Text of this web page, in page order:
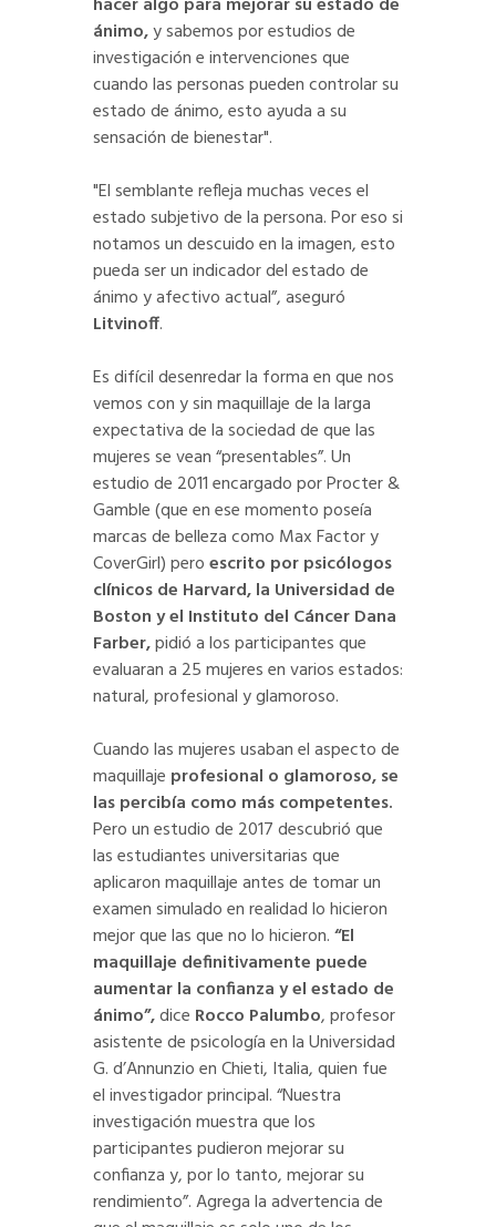
ánimo,y sabemos por estudios de
investigación e intervenciones que
cuando las personas pueden controlar su
estado de ánimo, esto ayuda a su
sensación de bienestar".
"El semblante refleja muchas veces el
estado subjetivo de la persona. Por eso si
notamos un descuido en la imagen, esto
pueda ser un indicador del estado de
ánimo y afectivo actual”, aseguró
Litvinoff.
Es difícil desenredar la forma en que nos
vemos con y sin maquillaje de la larga
expectativa de la sociedad de que las
mujeres se vean “presentables”. Un
estudio de 2011 encargado por Procter &
Gamble (que en ese momento poseía
marcas de belleza como Max Factor y
CoverGirl) peroescrito por psicólogos
clínicos de Harvard, la Universidad de
Boston y el Instituto del Cáncer Dana
Farber,pidió a los participantes que
evaluaran a 25 mujeres en varios estados:
natural, profesional y glamoroso.
Cuando las mujeres usaban el aspecto de
maquillaje profesional o glamoroso, se
las percibía como más competentes.
Pero un estudio de 2017 descubrió que
las estudiantes universitarias que
aplicaron maquillaje antes de tomar un
examen simulado en realidad lo hicieron
mejor que las que no lo hicieron.“El
maquillaje definitivamente puede
aumentar la confianza y el estado de
ánimo”,dice Rocco Palumbo, profesor
asistente de psicología en la Universidad
G. d’Annunzio en Chieti, Italia, quien fue
el investigador principal. “Nuestra
investigación muestra que los
participantes pudieron mejorar su
confianza y, por lo tanto, mejorar su
rendimiento”. Agrega la advertencia de